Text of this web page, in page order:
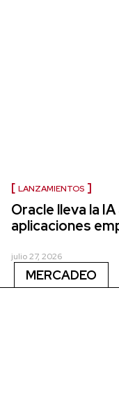
LANZAMIENTOS
Oracle lleva la
aplicaciones
julio 27, 2026
MERCADEO